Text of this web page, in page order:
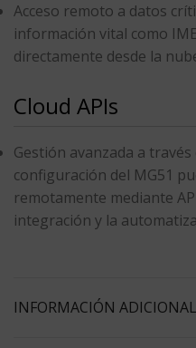
Acceso remoto a datos
información vital como
directamente desde la
Cloud APIs
Gestión avanzada a través
configuración del MG51
remotamente mediante
integración y la
INFORMACIÓN ADICIONAL